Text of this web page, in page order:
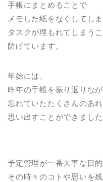
手帳にまとめることで
メモした紙をなくしてし
タスクが埋もれてしまう
防げています。
年始には、
昨年の手帳を振り返りな
忘れていたたくさんのあ
思い出すことができました
予定管理が一番大事な目的
その時々のコトや思いを